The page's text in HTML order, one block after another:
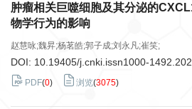
肿瘤相关巨噬细胞及其分泌的
物学行为的影响
赵慧咏;魏昇;杨茗皓;郭子成;刘永凡;崔笑;
DOI: 10.19405/j.cnki.issn1000-
PDF(0) 浏览(3075)